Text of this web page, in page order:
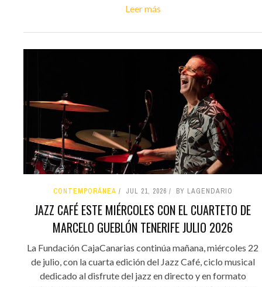
Leer más
CONTEMPORÁNEA JUL 21, 2026 BY LAGENDARIO
JAZZ CAFÉ ESTE MIÉRCOLES CON EL CUARTETO DE
MARCELO GUEBLÓN TENERIFE JULIO 2026
La Fundación CajaCanarias continúa mañana, miércoles 22
de julio, con la cuarta edición del Jazz Café, ciclo musical
dedicado al disfrute del jazz en directo y en formato